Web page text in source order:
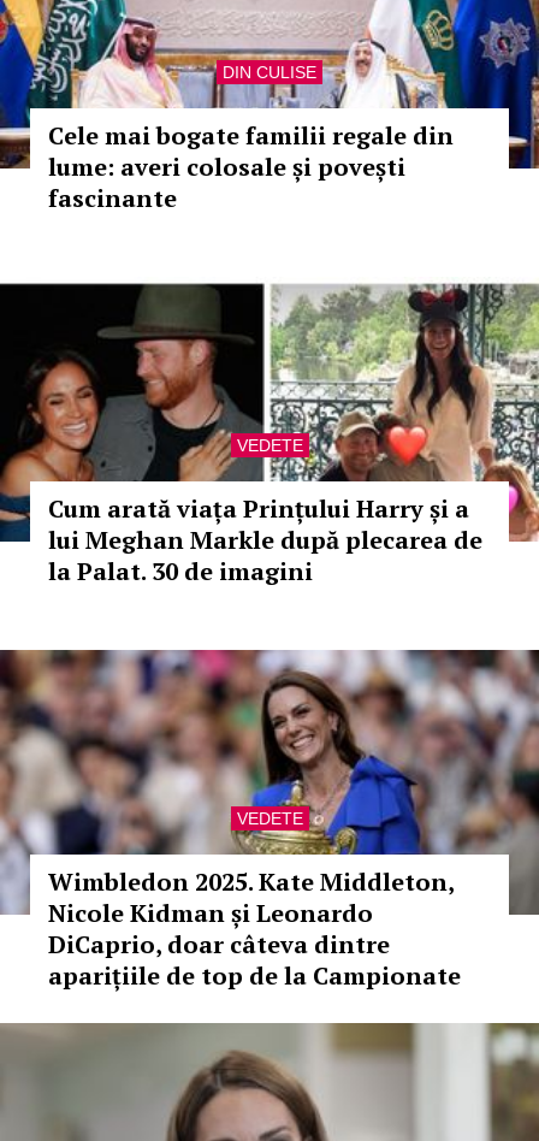
DIN CULISE
Cele mai bogate familii regale din
lume: averi colosale și povești
fascinante
VEDETE
Cum arată viața Prințului Harry și a
lui Meghan Markle după plecarea de
la Palat. 30 de imagini
VEDETE
Wimbledon 2025. Kate Middleton,
Nicole Kidman și Leonardo
DiCaprio, doar câteva dintre
aparițiile de top de la Campionate